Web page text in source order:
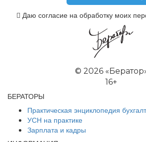
Даю согласие на обработку моих
© 2026
16+
БЕРАТОРЫ
Практическая энциклопедия
УСН на практике
Зарплата и кадры